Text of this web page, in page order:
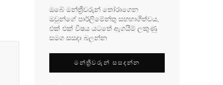
ඔබේ මන්ත්‍රීවරුන් තෝරාගෙන
ඔවුන්ගේ පාර්ලිමේන්තු සහභාගිත්වය,
එක් එක් විෂය යටතේ ඇගයීම් ලකුණු
සමග සසදා බලන්න
මන්ත්‍රීවරුන් සසදන්න